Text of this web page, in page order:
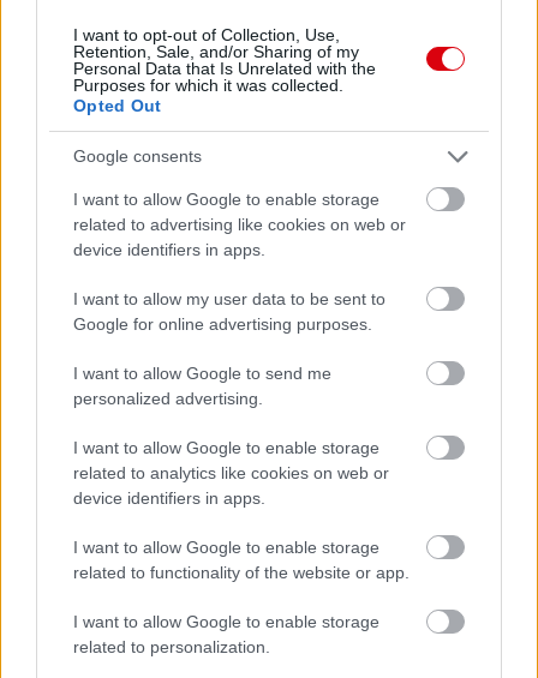
I want to opt-out of Collection, Use,
Retention, Sale, and/or Sharing of my
Personal Data that Is Unrelated with the
Purposes for which it was collected.
Opted Out
Google consents
I want to allow Google to enable storage
related to advertising like cookies on web or
device identifiers in apps.
I want to allow my user data to be sent to
Google for online advertising purposes.
I want to allow Google to send me
personalized advertising.
I want to allow Google to enable storage
related to analytics like cookies on web or
device identifiers in apps.
I want to allow Google to enable storage
related to functionality of the website or app.
I want to allow Google to enable storage
related to personalization.
Leeds UnitedvsManchester United2026-08-12 20:30
AC MilanvsManchester United2026-08-15 18:00
ELŐZŐ MÉRKŐZÉSEK
a ManUtdFanatics.hu működését!
Kapcsolódó hírek
ERIK TEN HAG